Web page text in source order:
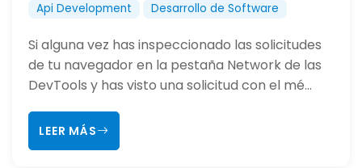
Api Development Desarrollo de Software
Si alguna vez has inspeccionado las solicitudes
de tu navegador en la pestaña Network de las
DevTools y has visto una solicitud con el mé...
LEER MÁS